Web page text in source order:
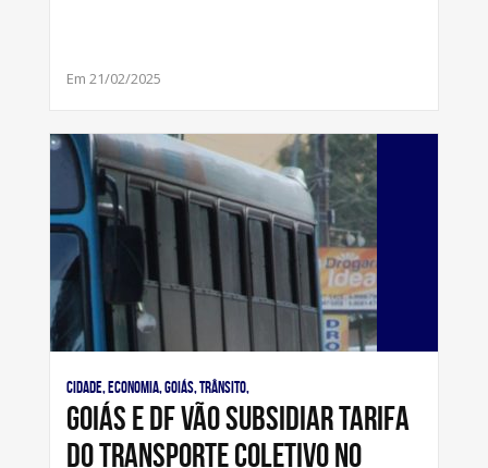
Em 21/02/2025
Cidade, Economia, Goiás, Trânsito,
Goiás e DF vão subsidiar tarifa
do transporte coletivo no